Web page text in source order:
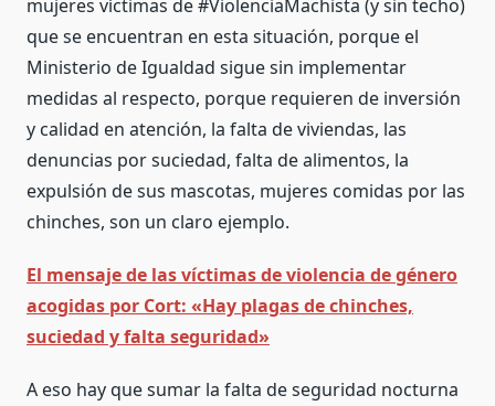
mujeres víctimas de #ViolenciaMachista (y sin techo)
que se encuentran en esta situación, porque el
Ministerio de Igualdad sigue sin implementar
medidas al respecto, porque requieren de inversión
y calidad en atención, la falta de viviendas, las
denuncias por suciedad, falta de alimentos, la
expulsión de sus mascotas, mujeres comidas por las
chinches, son un claro ejemplo.
El mensaje de las víctimas de violencia de género
acogidas por Cort: «Hay plagas de chinches,
suciedad y falta seguridad»
A eso hay que sumar la falta de seguridad nocturna